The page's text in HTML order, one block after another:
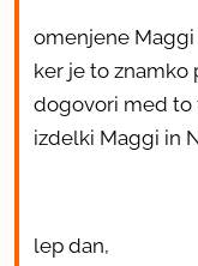
omenjene
ker je to
dogovori med to
izdelki Maggi in
lep dan,